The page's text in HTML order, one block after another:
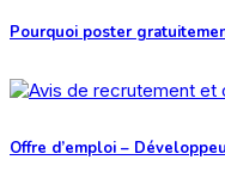
Pourquoi poster
Offre d’emploi –